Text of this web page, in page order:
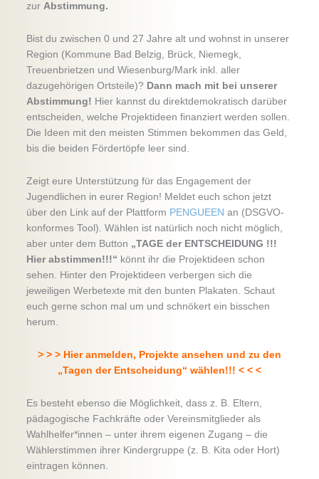
zurAbstimmung.
Bist du zwischen 0 und 27 Jahre alt und wohnst in unserer
Region (Kommune Bad Belzig, Brück, Niemegk,
Treuenbrietzen und Wiesenburg/Mark inkl. aller
dazugehörigen Ortsteile)? Dann mach mit bei unserer
Abstimmung! Hier kannst du direktdemokratisch darüber
entscheiden, welche Projektideen finanziert werden sollen.
Die Ideen mit den meisten Stimmen bekommen das Geld,
bis die beiden Fördertöpfe leer sind.
Zeigt eure Unterstützung für das Engagement der
Jugendlichen in eurer Region! Meldet euch schon jetzt
über den Link auf der Plattform PENGUEEN an (DSGVO-
konformes Tool). Wählen ist natürlich noch nicht möglich,
aber unter dem Button „TAGE der ENTSCHEIDUNG !!!
Hier abstimmen!!!“ könnt ihr die Projektideen schon
sehen. Hinter den Projektideen verbergen sich die
jeweiligen Werbetexte mit den bunten Plakaten. Schaut
euch gerne schon mal um und schnökert ein bisschen
herum.
> > > Hier anmelden, Projekte ansehen und zu den
„Tagen der Entscheidung“ wählen!!! < < <
Es besteht ebenso die Möglichkeit, dass z. B. Eltern,
pädagogische Fachkräfte oder Vereinsmitglieder als
Wahlhelfer*innen – unter ihrem eigenen Zugang – die
Wählerstimmen ihrer Kindergruppe (z. B. Kita oder Hort)
eintragen können.